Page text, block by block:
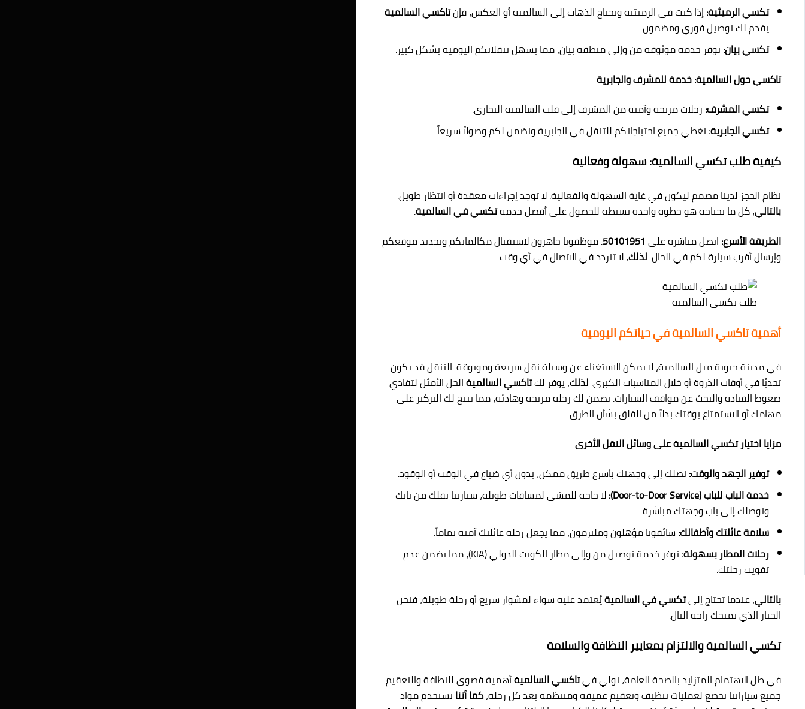
تكسي الرميثية:إذا كنت في الرميثية وتحتاج الذهاب إلى السالمية أو العكس، فإنتاكسي السالمية
يقدم لك توصيل فوري ومضمون.
تكسي بيان: نوفر خدمة موثوقة من وإلى منطقة بيان، مما يسهل تنقلاتكم اليومية بشكل كبير.
تاكسي حول السالمية: خدمة للمشرف والجابرية
تكسي المشرف: رحلات مريحة وآمنة من المشرف إلى قلب السالمية التجاري.
تكسي الجابرية: نغطي جميع احتياجاتكم للتنقل في الجابرية ونضمن لكم وصولاً سريعاً.
كيفية طلب تكسي السالمية: سهولة وفعالية
نظام الحجز لدينا مصمم ليكون في غاية السهولة والفعالية. لا توجد إجراءات معقدة أو انتظار طويل.
بالتالي، كل ما تحتاجه هو خطوة واحدة بسيطة للحصول على أفضل خدمةتكسي في السالمية.
الطريقة الأسرع: اتصل مباشرة على 50101951. موظفونا جاهزون لاستقبال مكالماتكم وتحديد موقعكم
وإرسال أقرب سيارة لكم في الحال. لذلك، لا تتردد في الاتصال في أي وقت.
طلب تكسي السالمية
أهمية تاكسي السالمية في حياتكم اليومية
في مدينة حيوية مثل السالمية، لا يمكن الاستغناء عن وسيلة نقل سريعة وموثوقة. التنقل قد يكون
تحديًا في أوقات الذروة أو خلال المناسبات الكبرى. لذلك، يوفر لكتاكسي السالميةالحل الأمثل لتفادي
ضغوط القيادة والبحث عن مواقف السيارات. نضمن لك رحلة مريحة وهادئة، مما يتيح لك التركيز على
مهامك أو الاستمتاع بوقتك بدلاً من القلق بشأن الطرق.
مزايا اختيار تكسي السالمية على وسائل النقل الأخرى
توفير الجهد والوقت: نصلك إلى وجهتك بأسرع طريق ممكن، بدون أي ضياع في الوقت أو الوقود.
خدمة الباب للباب (Door-to-Door Service):
لا حاجة للمشي لمسافات طويلة، سيارتنا تقلك من بابك
وتوصلك إلى باب وجهتك مباشرة.
سلامة عائلتك وأطفالك: سائقونا مؤهلون وملتزمون، مما يجعل رحلة عائلتك آمنة تماماً.
رحلات المطار بسهولة:
نوفر خدمة توصيل من وإلى مطار الكويت الدولي (KIA)، مما يضمن عدم
تفويت رحلتك.
بالتالي، عندما تحتاج إلىتكسي في السالميةيُعتمد عليه سواء لمشوار سريع أو رحلة طويلة، فنحن
الخيار الذي يمنحك راحة البال.
تكسي السالمية والالتزام بمعايير النظافة والسلامة
في ظل الاهتمام المتزايد بالصحة العامة، نولي فيتاكسي السالميةأهمية قصوى للنظافة والتعقيم.
جميع سياراتنا تخضع لعمليات تنظيف وتعقيم عميقة ومنتظمة بعد كل رحلة،كما أننا نستخدم مواد